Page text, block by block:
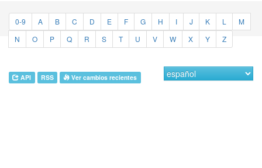
0-9 A B C D E F G H I J K L
M
N
O P Q R S T U V W X Y Z
API RSS Ver cambios recientes